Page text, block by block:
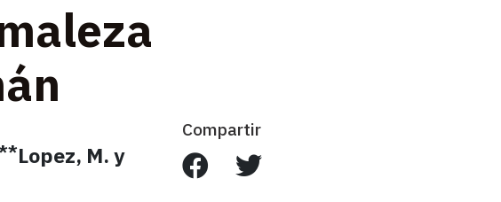
Compartir
Lopez, M. y